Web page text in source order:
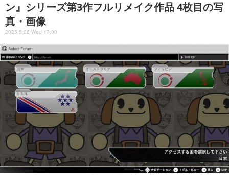
ン』シリーズ第3作フルリメイク作品 4枚目の写
真・画像
2025.5.28 Wed 17:00